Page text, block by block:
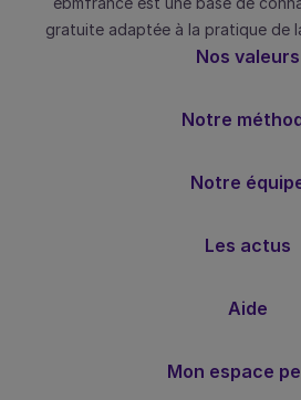
gratuite adaptée à la pratique de
Nos valeurs
Notre
Notre
Les actus
Aide
Mon espace